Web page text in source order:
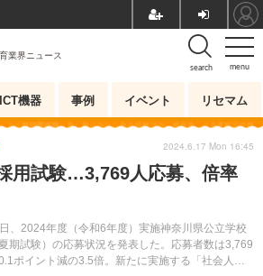
menu
search
業界ニュース
ICT機器 事例 イベント リセマム
用試験…3,769人応募、倍率
、2024年度（令和6年度）実施神奈川県公立学校
期試験）の応募状況を発表した。応募者数は3,769
ポイント減の3.5倍。新たに実施する「社会人経
2024.6.17 Mon 16:45